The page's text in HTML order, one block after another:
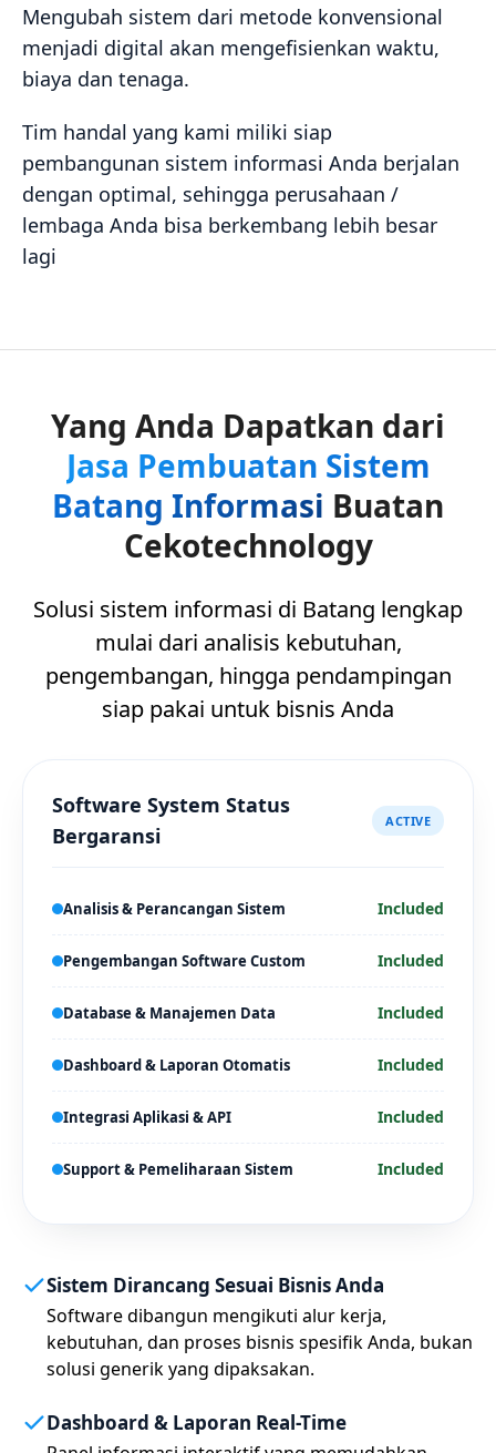
Mengubah sistem dari metode konvensional
menjadi digital akan mengefisienkan waktu,
biaya dan tenaga.
Tim handal yang kami miliki siap
pembangunan sistem informasi Anda berjalan
dengan optimal, sehingga perusahaan /
lembaga Anda bisa berkembang lebih besar
lagi
Yang Anda Dapatkan dari
Jasa Pembuatan Sistem
Batang Informasi Buatan
Cekotechnology
Solusi sistem informasi di Batang lengkap
mulai dari analisis kebutuhan,
pengembangan, hingga pendampingan
siap pakai untuk bisnis Anda
Software System Status
Bergaransi
ACTIVE
Analisis & Perancangan Sistem Included
Pengembangan Software Custom Included
Database & Manajemen Data Included
Dashboard & Laporan Otomatis Included
Integrasi Aplikasi & API Included
Support & Pemeliharaan Sistem Included
Sistem Dirancang Sesuai Bisnis Anda
Software dibangun mengikuti alur kerja,
kebutuhan, dan proses bisnis spesifik Anda, bukan
solusi generik yang dipaksakan.
Dashboard & Laporan Real-Time